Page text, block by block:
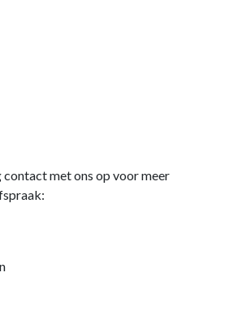
contact met ons op voor meer